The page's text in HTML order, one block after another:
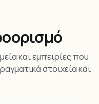
και εμπειρίες που
στοιχεία και